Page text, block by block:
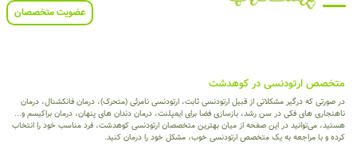
عضویت متخصصان
متخصص ارتودنسی در کوهدشت
در صورتی که درگیر مشکلاتی از قبیل ارتودنسی ثابت، ارتودنسی نامرئی (متحرک)، درمان فانکشنال، درمان
ناهنجاری های فکی در سن رشد، بازسازی فضا برای ایمپلنت، درمان دندان های پنهان، درمان براکیسم و...
هستید، می‌توانید در این صفحه از میان بهترین متخصصان ارتودنسی کوهدشت، فرد مناسب خود را انتخاب
کرده و با مراجعه به یک متخصص ارتودنسی خوب، مشکل خود را درمان کنید.